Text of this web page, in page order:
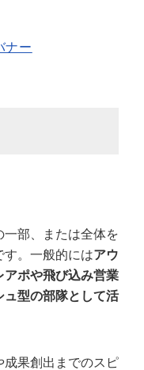
部、または全体を
す。一般的にはアウ
アポや飛び込み営業
ュ型の部隊として活
成果創出までのスピ